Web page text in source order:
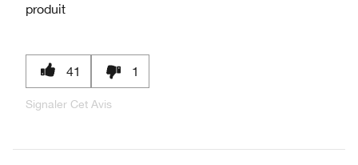
produit
41 1
Signaler Cet Avis